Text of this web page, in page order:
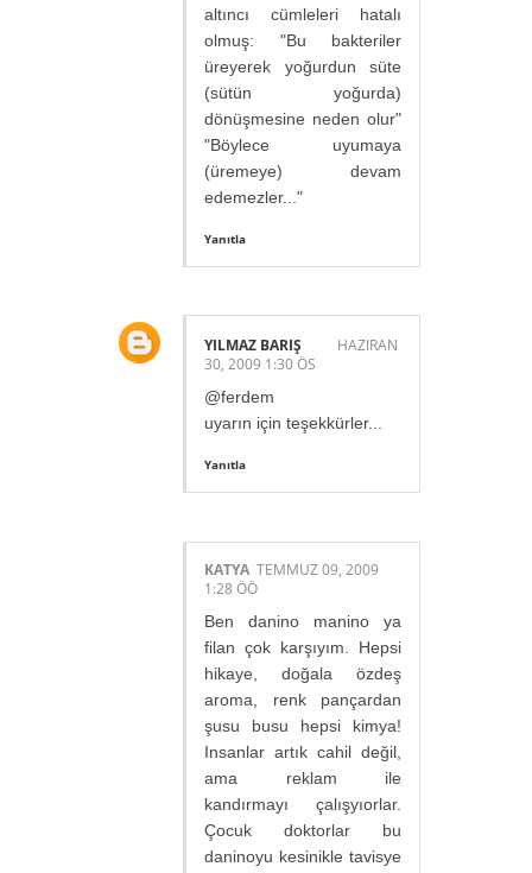
altıncı cümleleri hatalı
olmuş: "Bu bakteriler
üreyerek yoğurdun süte
(sütün yoğurda)
dönüşmesine neden olur"
"Böylece uyumaya
(üremeye) devam
edemezler..."
Yanıtla
YILMAZ BARIŞ
HAZIRAN
30, 2009 1:30 ÖS
@ferdem
uyarın için teşekkürler...
Yanıtla
KATYA TEMMUZ 09, 2009
1:28 ÖÖ
Ben danino manino ya
filan çok karşıyım. Hepsi
hikaye, doğala özdeş
aroma, renk pançardan
şusu busu hepsi kimya!
Insanlar artık cahil değil,
ama reklam ile
kandırmayı çalışyıorlar.
Çocuk doktorlar bu
daninoyu kesinikle tavisye